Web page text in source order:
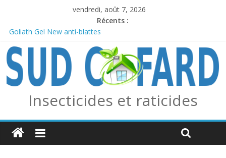
vendredi, août 7, 2026
Récents :
Goliath Gel New anti-blattes
Edialux / Absolut Professionnel
PERMAX 100 EC
REPELINE – Répulsif Moustiques, Tiques et Phlébotomes
OUTCAST ANTI FOURMIS
Insecticides et raticides